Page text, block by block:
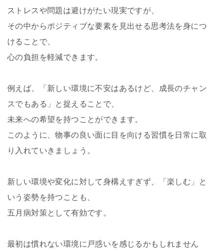
ストレスや問題は避けがたい現実ですが、
その中からポジティブな要素を見出せる思考法を身につ
けることで、
心の負担を軽減できます。
例えば、「新しい環境に不安はあるけど、成長のチャン
スでもある」と捉えることで、
未来への希望を持つことができます。
このように、物事の良い面に目を向ける習慣を日常に取
り入れていきましょう。
新しい環境や変化に対して身構えすぎず、「楽しむ」と
いう姿勢を持つことも、
五月病対策として有効です。
最初は慣れない環境に戸惑いを感じるかもしれません